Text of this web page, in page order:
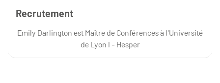
Recrutement
Emily Darlington est Maître de Conférences à l'Université
de Lyon I - Hesper